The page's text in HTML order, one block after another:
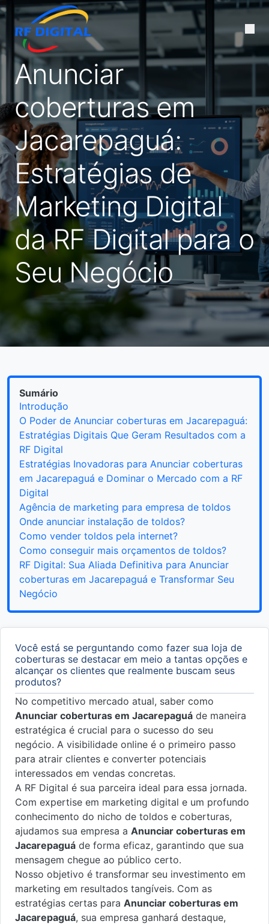
Anunciar
coberturas em
Jacarepaguá:
Estratégias de
Marketing Digital
da RF Digital para o
Seu Negócio
Sumário
Introdução
O Poder de Anunciar coberturas em Jacarepaguá:
Estratégias Digitais Que Geram Resultados com a
RF Digital
Estratégias Inovadoras para Anunciar coberturas
em Jacarepaguá e Dominar o Mercado com a RF
Digital
Agência de marketing para empresa de toldos
Onde anunciar instalação de toldos?
Como vender toldos pela internet?
Como conseguir mais orçamentos de toldos?
RF Digital: Sua Aliada Definitiva para Anunciar
coberturas em Jacarepaguá e Transformar Seu
Negócio
Você está se perguntando como fazer sua loja de
coberturas se destacar em meio a tantas opções e
alcançar os clientes que realmente buscam seus
produtos?
No competitivo mercado atual, saber como
Anunciar coberturas em Jacarepaguá de maneira
estratégica é crucial para o sucesso do seu
negócio. A visibilidade online é o primeiro passo
para atrair clientes e converter potenciais
interessados em vendas concretas.
A RF Digital é sua parceira ideal para essa jornada.
Com expertise em marketing digital e um profundo
conhecimento do nicho de toldos e coberturas,
ajudamos sua empresa a Anunciar coberturas em
Jacarepaguá de forma eficaz, garantindo que sua
mensagem chegue ao público certo.
Nosso objetivo é transformar seu investimento em
marketing em resultados tangíveis. Com as
estratégias certas para Anunciar coberturas em
Jacarepaguá, sua empresa ganhará destaque,